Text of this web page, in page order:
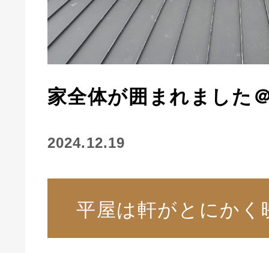
家全体が囲まれました
2024.12.19
平屋は軒がとにかく